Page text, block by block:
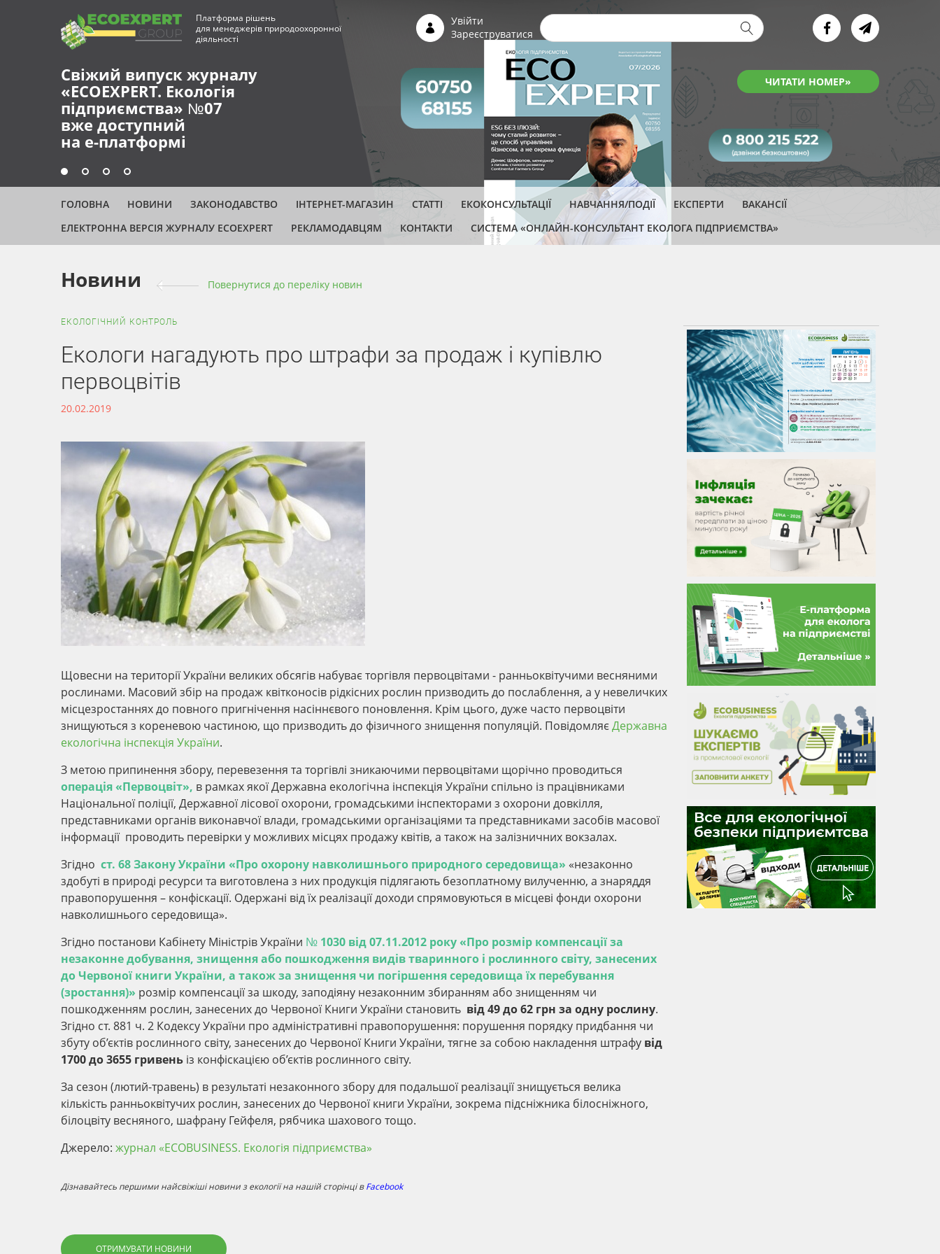
Свіжий випуск журналу
«ECOEXPERT. Екологія
підприємства» №07
вже доступний
на е-платформі
ЧИТАТИ НОМЕР»
Платформа рішень
для менеджерів природоохоронної
діяльності
Увійти
Зареєструватися Пошукова форма
ГОЛОВНА НОВИНИ ЗАКОНОДАВСТВО ІНТЕРНЕТ-МАГАЗИН СТАТТІ ЕКОКОНСУЛЬТАЦІЇ НАВЧАННЯ/ПОДІЇ ЕКСПЕРТИ
ВАКАНСІЇ
ЕЛЕКТРОННА ВЕРСІЯ ЖУРНАЛУ ECOEXPERT
РЕКЛАМОДАВЦЯМ КОНТАКТИ СИСТЕМА «ОНЛАЙН-КОНСУЛЬТАНТ ЕКОЛОГА ПІДПРИЄМСТВА»
Новини Повернутися до переліку новин
ЕКОЛОГІЧНИЙ КОНТРОЛЬ
Екологи нагадують про штрафи за продаж і купівлю
первоцвітів
20.02.2019
Щовесни на території України великих обсягів набуває торгівля первоцвітами - ранньоквітучими весняними
рослинами. Масовий збір на продаж квітконосів рідкісних рослин призводить до послаблення, а у невеличких
місцезростаннях до повного пригнічення насіннєвого поновлення. Крім цього, дуже часто первоцвіти
знищуються з кореневою частиною, що призводить до фізичного знищення популяцій. ПовідомляєДержавна
екологічна інспекція України.
З метою припинення збору, перевезення та торгівлі зникаючими первоцвітами щорічно проводиться
операція «Первоцвіт», в рамках якої Державна екологічна інспекція України спільно із працівниками
Національної поліції, Державної лісової охорони, громадськими інспекторами з охорони довкілля,
представниками органів виконавчої влади, громадськими організаціями та представниками засобів масової
інформації проводить перевірки у можливих місцях продажу квітів, а також на залізничних вокзалах.
Згідно ст. 68 Закону України «Про охорону навколишнього природного середовища» «незаконно
здобуті в природі ресурси та виготовлена з них продукція підлягають безоплатному вилученню, а знаряддя
правопорушення – конфіскації. Одержані від їх реалізації доходи спрямовуються в місцеві фонди охорони
навколишнього середовища».
Згідно постанови Кабінету Міністрів України № 1030 від 07.11.2012 року «Про розмір компенсації за
незаконне добування, знищення або пошкодження видів тваринного і рослинного світу, занесених
до Червоної книги України, а також за знищення чи погіршення середовища їх перебування
(зростання)» розмір компенсації за шкоду, заподіяну незаконним збиранням або знищенням чи
пошкодженням рослин, занесених до Червоної Книги України становить від 49 до 62 грн за одну рослину.
Згідно ст. 881 ч. 2 Кодексу України про адміністративні правопорушення: порушення порядку придбання чи
збуту об’єктів рослинного світу, занесених до Червоної Книги України, тягне за собою накладення штрафу від
1700 до 3655 гривень із конфіскацією об’єктів рослинного світу.
За сезон (лютий-травень) в результаті незаконного збору для подальшої реалізації знищується велика
кількість ранньоквітучих рослин, занесених до Червоної книги України, зокрема підсніжника білосніжного,
білоцвіту весняного, шафрану Гейфеля, рябчика шахового тощо.
Джерело: журнал «ECOBUSINESS. Екологія підприємства»
Дізнавайтесь першими найсвіжіші новини з екології на нашій сторінці вFacebook
ОТРИМУВАТИ НОВИНИ